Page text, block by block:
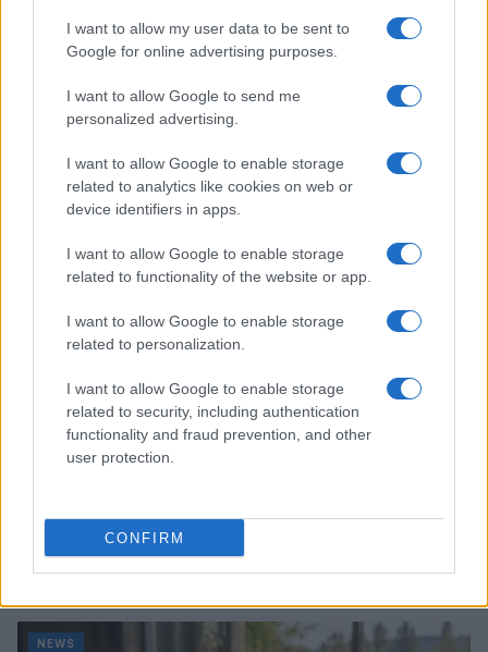
I want to allow my user data to be sent to
Google for online advertising purposes.
I want to allow Google to send me
personalized advertising.
I want to allow Google to enable storage
related to analytics like cookies on web or
device identifiers in apps.
I want to allow Google to enable storage
related to functionality of the website or app.
I want to allow Google to enable storage
related to personalization.
I want to allow Google to enable storage
related to security, including authentication
functionality and fraud prevention, and other
user protection.
CONFIRM
Don Antonio Mazzi: l’ultimo saluto a Milano tra
emozioni e canti
Marco Tessari · 3 Ago 2026
NEWS
Bocciature scolastiche: i casi giudiziari che hanno
fatto discutere
NEWS